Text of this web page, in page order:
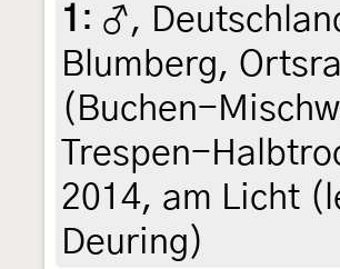
1 : ♂,
Blumberg,
(Buchen-
Trespen-
2014, am Licht
Deuring)